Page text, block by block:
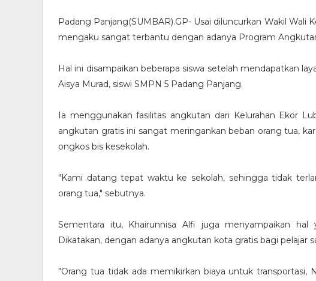
Padang Panjang(SUMBAR).GP- Usai diluncurkan Wakil Wali
mengaku sangat terbantu dengan adanya Program
Hal ini disampaikan beberapa siswa setelah mendapatkan
Aisya Murad, siswi SMPN 5 Padang Panjang.
Ia menggunakan fasilitas angkutan dari Kelurahan Ekor
angkutan gratis ini sangat meringankan beban orang tua,
ongkos bis kesekolah.
"Kami datang tepat waktu ke sekolah, sehingga tidak
orang tua," sebutnya.
Sementara itu, Khairunnisa Alfi juga menyampaikan
Dikatakan, dengan adanya angkutan kota gratis bagi pelajar
"Orang tua tidak ada memikirkan biaya untuk